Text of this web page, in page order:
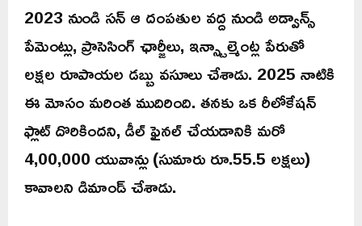
2023 నుండి సన్ ఆ దంపతుల వద్ద నుండి అడ్వాన్స్
పేమెంట్లు, ప్రాసెసింగ్ ఛార్జీలు, ఇన్స్టాల్మెంట్ల పేరుతో
లక్షల రూపాయల డబ్బు వసూలు చేశాడు. 2025 నాటికి
ఈ మోసం మరింత ముదిరింది. తనకు ఒక రీలోకేషన్
ఫ్లాట్ దొరికిందని, డీల్ ఫైనల్ చేయడానికి మరో
4,00,000 యువాన్లు (సుమారు రూ.55.5 లక్షలు)
కావాలని డిమాండ్ చేశాడు.